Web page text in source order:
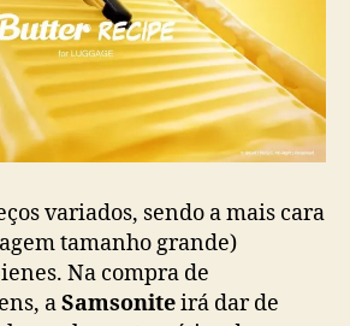
h
i
t
d
o
variados, sendo a mais cara
tamanho grande)
Na compra de
aSamsoniteirá dar de